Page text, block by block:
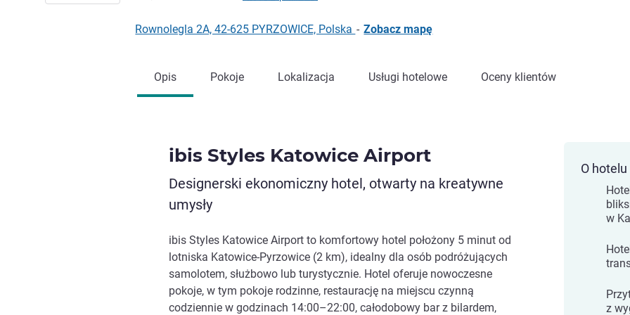
Rownolegla 2A, 42-625 PYRZOWICE, Polska - Zobacz mapę
Opis Pokoje Lokalizacja Usługi hotelowe Oceny klientów
ibis Styles Katowice Airport
Designerski ekonomiczny hotel, otwarty na kreatywne
umysły
ibis Styles Katowice Airport to komfortowy hotel położony 5 minut od
lotniska Katowice-Pyrzowice (2 km), idealny dla osób podróżujących
samolotem, służbowo lub turystycznie. Hotel oferuje nowoczesne
pokoje, w tym pokoje rodzinne, restaurację na miejscu czynną
codziennie w godzinach 14:00–22:00, całodobowy bar z bilardem,
O hotelu
w
z